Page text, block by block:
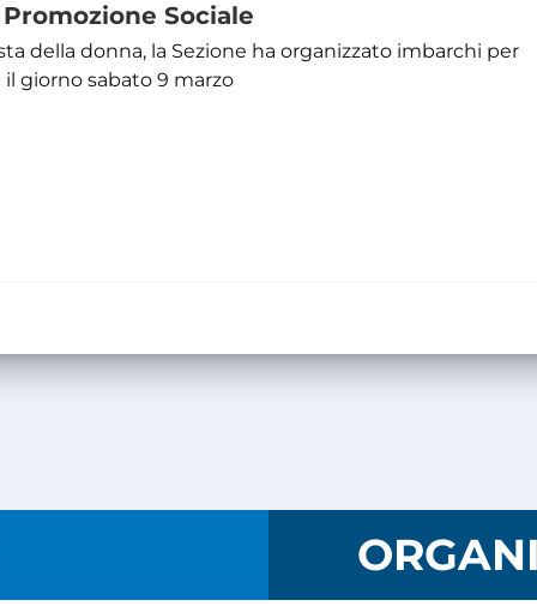
Promozione Sociale
della donna, la Sezione ha organizzato imbarchi per
giorno sabato 9 marzo